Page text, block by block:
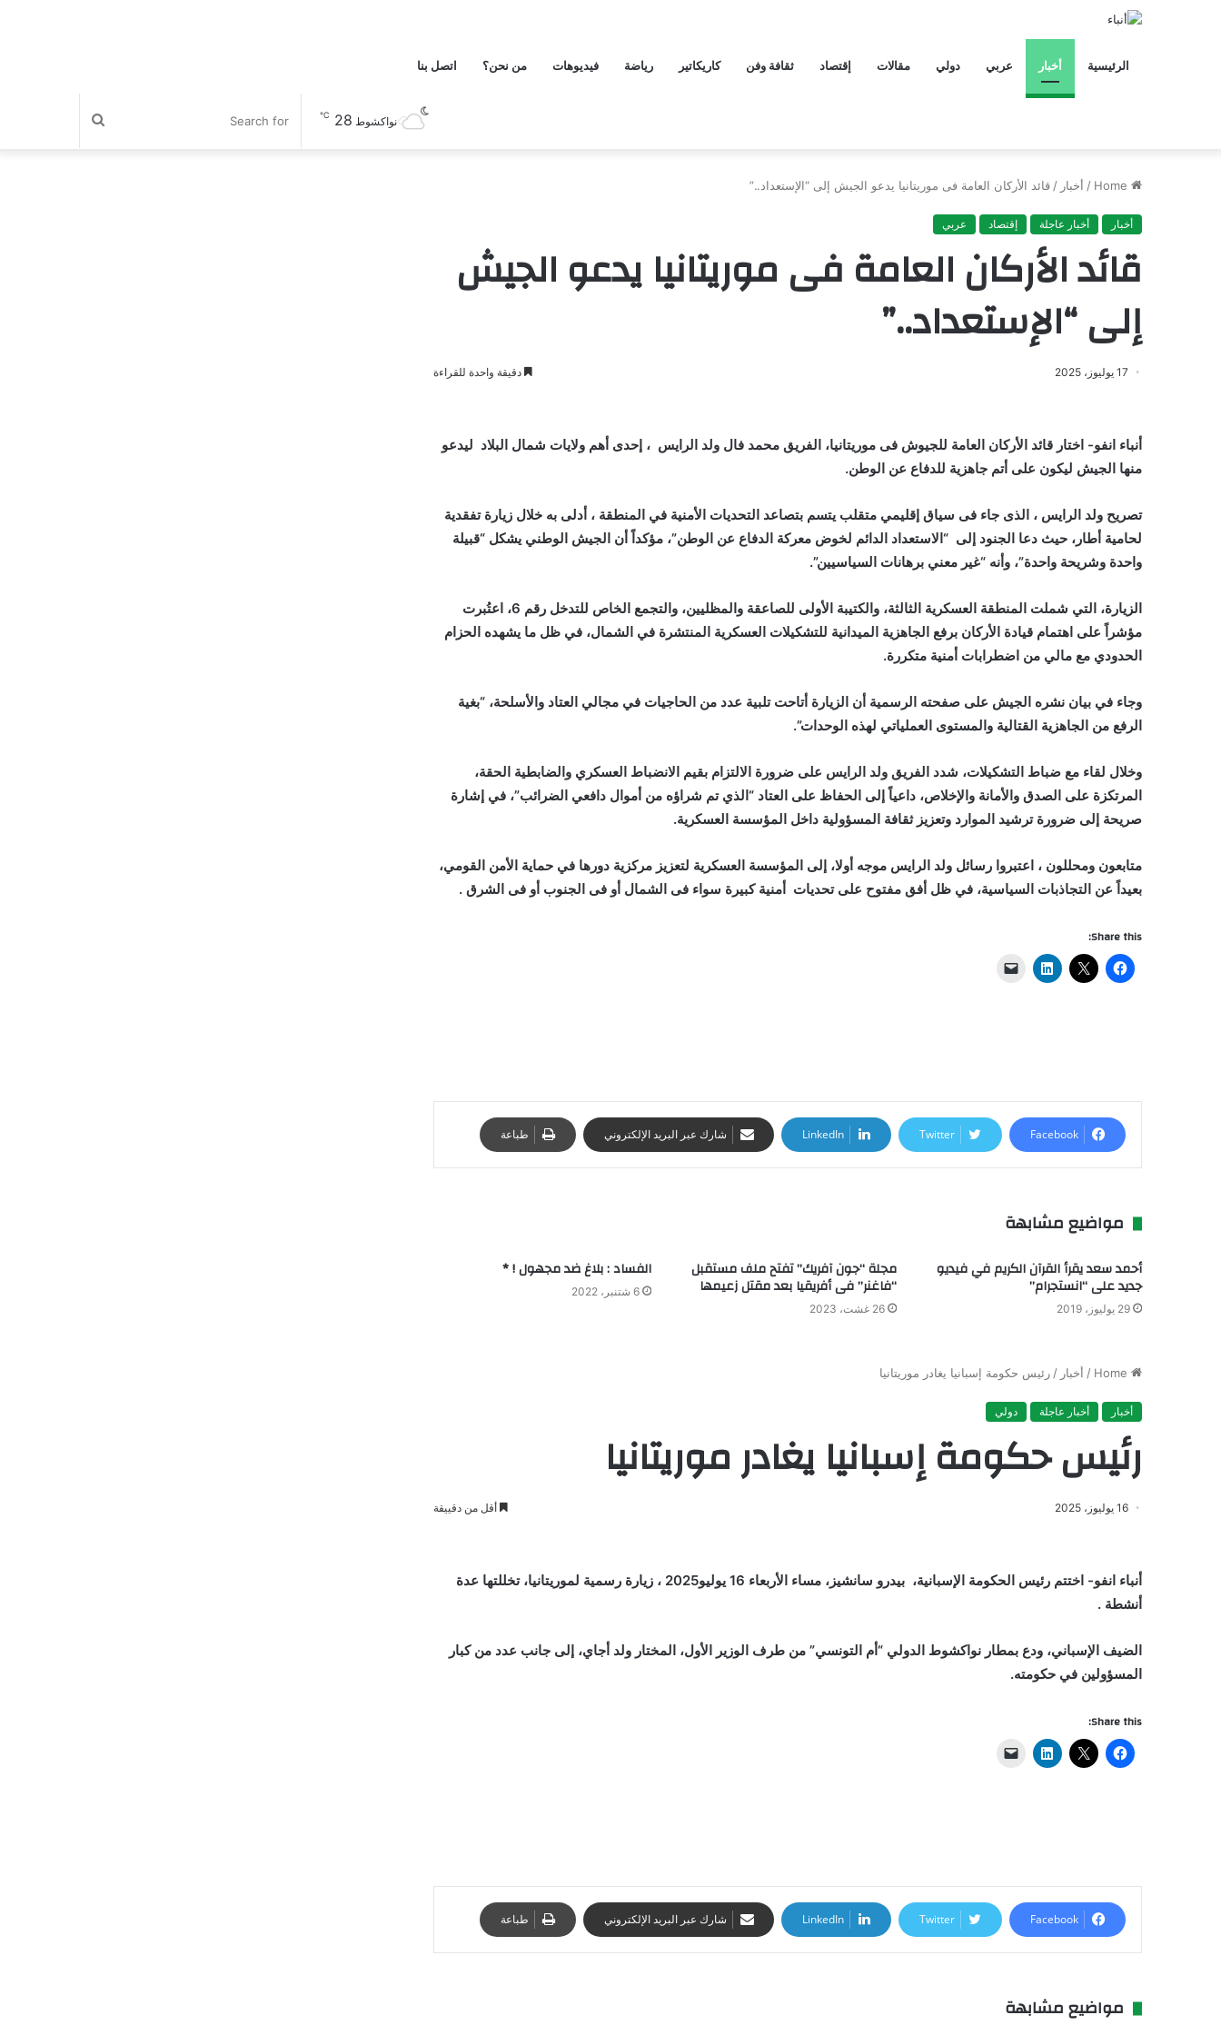
الرئيسية أخبار عربي دولي مقالات إقتصاد ثقافة وفن كاريكاتير رياضة فيديوهات من نحن؟ اتصل بنا
نواكشوط 28
℃
/ أخبار / قائد الأركان العامة فى موريتانيا يدعو الجيش إلى “الإستعداد..”
أخبار أخبار عاجلة إقتصاد عربي
قائد الأركان العامة فى موريتانيا يدعو الجيش
إلى “الإستعداد..”
17 يوليوز، 2025 دقيقة واحدة للقراءة
أنباء انفو- اختار قائد الأركان العامة للجيوش فى موريتانيا، الفريق محمد فال ولد الرايس ، إحدى أهم ولايات شمال البلاد ليدعو
منها الجيش ليكون على أتم جاهزية للدفاع عن الوطن.
تصريح ولد الرايس ، الذى جاء فى سياق إقليمي متقلب يتسم بتصاعد التحديات الأمنية في المنطقة ، أدلى به خلال زيارة تفقدية
لحامية أطار، حيث دعا الجنود إلى “الاستعداد الدائم لخوض معركة الدفاع عن الوطن”، مؤكداً أن الجيش الوطني يشكل “قبيلة
واحدة وشريحة واحدة”، وأنه “غير معني برهانات السياسيين”.
الزيارة، التي شملت المنطقة العسكرية الثالثة، والكتيبة الأولى للصاعقة والمظليين، والتجمع الخاص للتدخل رقم 6، اعتُبرت
مؤشراً على اهتمام قيادة الأركان برفع الجاهزية الميدانية للتشكيلات العسكرية المنتشرة في الشمال، في ظل ما يشهده الحزام
الحدودي مع مالي من اضطرابات أمنية متكررة.
وجاء في بيان نشره الجيش على صفحته الرسمية أن الزيارة أتاحت تلبية عدد من الحاجيات في مجالي العتاد والأسلحة، “بغية
الرفع من الجاهزية القتالية والمستوى العملياتي لهذه الوحدات”.
وخلال لقاء مع ضباط التشكيلات، شدد الفريق ولد الرايس على ضرورة الالتزام بقيم الانضباط العسكري والضابطية الحقة،
المرتكزة على الصدق والأمانة والإخلاص، داعياً إلى الحفاظ على العتاد “الذي تم شراؤه من أموال دافعي الضرائب”، في إشارة
صريحة إلى ضرورة ترشيد الموارد وتعزيز ثقافة المسؤولية داخل المؤسسة العسكرية.
متابعون ومحللون ، اعتبروا رسائل ولد الرايس موجه أولا، إلى المؤسسة العسكرية لتعزيز مركزية دورها في حماية الأمن القومي،
بعيداً عن التجاذبات السياسية، في ظل أفق مفتوح على تحديات أمنية كبيرة سواء فى الشمال أو فى الجنوب أو فى الشرق .
Share this:
Facebook
Twitter
LinkedIn شارك عبر البريد الإلكتروني طباعة
مواضيع مشابهة
أحمد سعد يقرأ القرآن الكريم في فيديو
جديد على “انستجرام”
29 يوليوز، 2019
مجلة “جون آفريك” تفتح ملف مستقبل
“فاغنر” فى أفريقيا بعد مقتل زعيمها
26 غشت، 2023
الفساد : بلاغ ضد مجهول ! *
6 شتنبر، 2022